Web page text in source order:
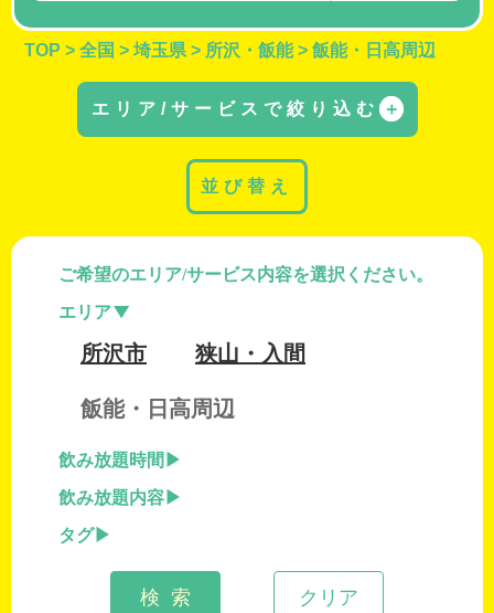
TOP > 全国 > 埼玉県 > 所沢・飯能 > 飯能・日高周辺
エリア/サービスで絞り込む ＋
ご希望のエリア/サービス内容を選択ください。
エリア
所沢市 狭山・入間
飯能・日高周辺
飲み放題時間
飲み放題内容
タグ
クリア
検 索
並び替え